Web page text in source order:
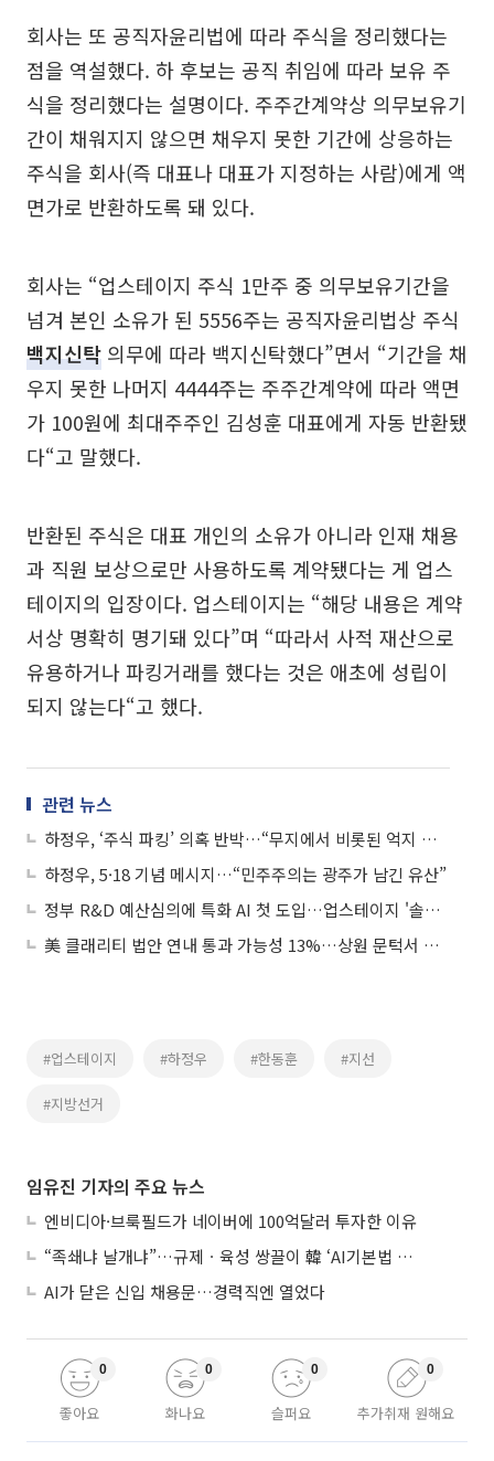
회사는 또 공직자윤리법에 따라 주식을 정리했다는
점을 역설했다. 하 후보는 공직 취임에 따라 보유 주
식을 정리했다는 설명이다. 주주간계약상 의무보유기
간이 채워지지 않으면 채우지 못한 기간에 상응하는
주식을 회사(즉 대표나 대표가 지정하는 사람)에게 액
면가로 반환하도록 돼 있다.
회사는 “업스테이지 주식 1만주 중 의무보유기간을
넘겨 본인 소유가 된 5556주는 공직자윤리법상 주식
백지신탁 의무에 따라 백지신탁했다”면서 “기간을 채
우지 못한 나머지 4444주는 주주간계약에 따라 액면
가 100원에 최대주주인 김성훈 대표에게 자동 반환됐
다“고 말했다.
반환된 주식은 대표 개인의 소유가 아니라 인재 채용
과 직원 보상으로만 사용하도록 계약됐다는 게 업스
테이지의 입장이다. 업스테이지는 “해당 내용은 계약
서상 명확히 명기돼 있다”며 “따라서 사적 재산으로
유용하거나 파킹거래를 했다는 것은 애초에 성립이
되지 않는다“고 했다.
관련 뉴스
하정우, ‘주식 파킹’ 의혹 반박…“무지에서 비롯된 억지 주장”
하정우, 5·18 기념 메시지…“민주주의는 광주가 남긴 유산”
정부 R&D 예산심의에 특화 AI 첫 도입…업스테이지 '솔라 오픈' 기반
美 클래리티 법안 연내 통과 가능성 13%…상원 문턱서 제동
#업스테이지 #하정우 #한동훈 #지선
#지방선거
임유진 기자의 주요 뉴스
엔비디아·브룩필드가 네이버에 100억달러 투자한 이유
“족쇄냐 날개냐”…규제ㆍ육성 쌍끌이 韓 ‘AI기본법 개정안’ 오늘 시행
AI가 닫은 신입 채용문…경력직엔 열었다
좋아요
0
화나요
0
슬퍼요
0
추가취재 원해요
0